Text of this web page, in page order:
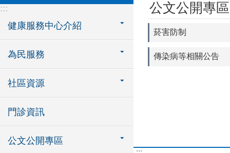
:::
健康服務中心介紹
為民服務
社區資源
門診資訊
公文公開專區
公文公開專區
菸害防制
傳染病等相關公告